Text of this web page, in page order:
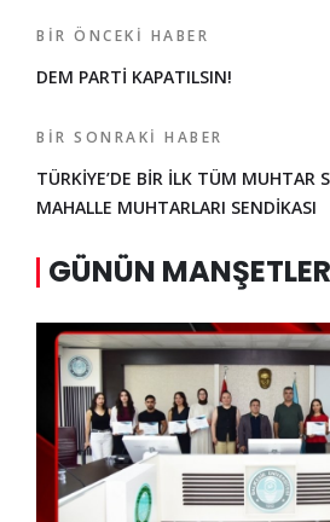
BIR ÖNCEKI HABER
DEM PARTİ KAPATILSIN!
BIR SONRAKI HABER
TÜRKİYE’DE BİR İLK TÜM MUHTAR
MAHALLE MUHTARLARI SENDİKASI
GÜNÜN